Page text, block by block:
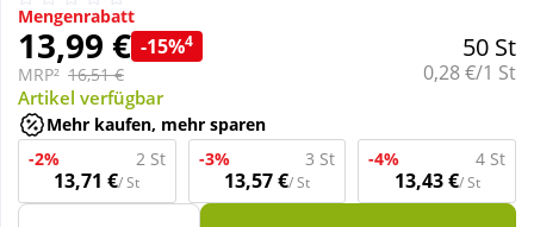
Sanitätshaus
Sport & Fitness
Tierbedarf
Mengenrabatt
13,99 € -15%4
MRP² 16,51 €
50 St
Grundpreis:
0,28 €/1 St
Artikel verfügbar
Mehr kaufen, mehr sparen
-2%
2 St
13,71 €/ St
-3% 3 St
13,57 €/ St
-4% 4 St
13,43 €/ St